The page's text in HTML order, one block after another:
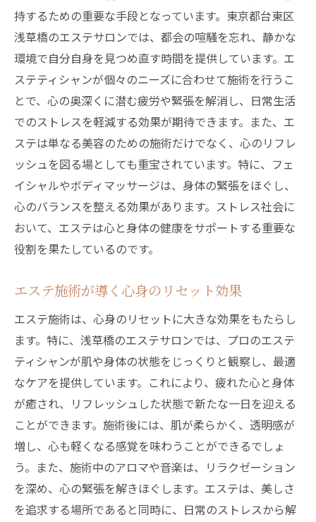
持するための重要な手段となっています。東京都台東区
浅草橋のエステサロンでは、都会の喧騒を忘れ、静かな
環境で自分自身を見つめ直す時間を提供しています。エ
ステティシャンが個々のニーズに合わせて施術を行うこ
とで、心の奥深くに潜む疲労や緊張を解消し、日常生活
でのストレスを軽減する効果が期待できます。また、エ
ステは単なる美容のための施術だけでなく、心のリフレ
ッシュを図る場としても重宝されています。特に、フェ
イシャルやボディマッサージは、身体の緊張をほぐし、
心のバランスを整える効果があります。ストレス社会に
おいて、エステは心と身体の健康をサポートする重要な
役割を果たしているのです。
エステ施術が導く心身のリセット効果
エステ施術は、心身のリセットに大きな効果をもたらし
ます。特に、浅草橋のエステサロンでは、プロのエステ
ティシャンが肌や身体の状態をじっくりと観察し、最適
なケアを提供しています。これにより、疲れた心と身体
が癒され、リフレッシュした状態で新たな一日を迎える
ことができます。施術後には、肌が柔らかく、透明感が
増し、心も軽くなる感覚を味わうことができるでしょ
う。また、施術中のアロマや音楽は、リラクゼーション
を深め、心の緊張を解きほぐします。エステは、美しさ
を追求する場所であると同時に、日常のストレスから解